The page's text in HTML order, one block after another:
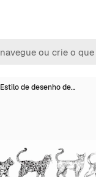
Estilo de desenho de…